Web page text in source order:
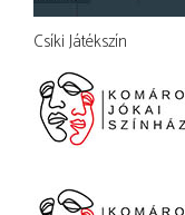
Csíki Játékszín